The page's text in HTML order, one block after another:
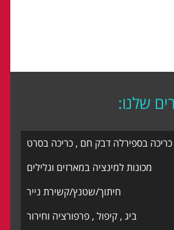
שלנו:
כריכה בספירלה דבק חם , כריכה בסרט
מכונות למינציה במארזים וגלילים
חיתוך/שטנץ/קשירת נייר
ביג , קיפול , פרפורציה וחירור